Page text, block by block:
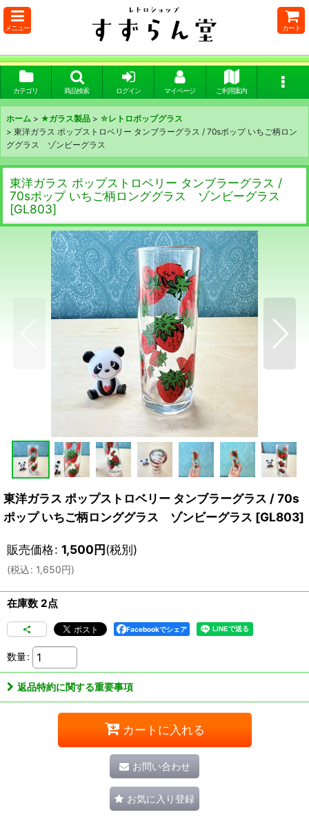
メニュー カート
カテゴリ 商品検索 ログイン マイページ ご利用案内
ホーム > ★ガラス製品 > ☆レトロポップグラス
> 東洋ガラス ポップストロベリー タンブラーグラス / 70sポップ いちご柄ロン
ググラス ゾンビーグラス
東洋ガラス ポップストロベリー タンブラーグラス /
70sポップ いちご柄ロンググラス ゾンビーグラス
[GL803]
東洋ガラス ポップストロベリー タンブラーグラス / 70s
ポップ いちご柄ロンググラス ゾンビーグラス [GL803]
販売価格: 1,500円(税別)
(税込: 1,650円)
在庫数 2点
Facebookでシェア
数量:
返品特約に関する重要事項
カートに入れる
お問い合わせ
お気に入り登録